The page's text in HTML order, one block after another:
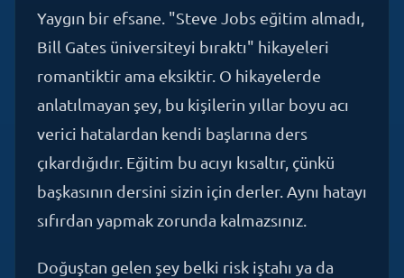
Bill Gates üniversiteyi bıraktı" hikayeleri
romantiktir ama eksiktir. O hikayelerde
anlatılmayan şey, bu kişilerin yıllar boyu acı
verici hatalardan kendi başlarına ders
çıkardığıdır. Eğitim bu acıyı kısaltır, çünkü
başkasının dersini sizin için derler. Aynı hatayı
sıfırdan yapmak zorunda kalmazsınız.
Doğuştan gelen şey belki risk iştahı ya da
yaratıcılıktır; ama iş modeli, finans, liderlik